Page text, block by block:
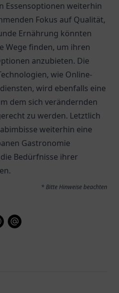
Essensoptionen weiterhin
Fokus auf Qualität,
Ernährung könnten
Wege finden, um ihren
anzubieten. Die
wie Online-
wird ebenfalls eine
dem sich verändernden
zu werden. Letztlich
weiterhin eine
Gastronomie
Bedürfnisse ihrer
* Bitte Hinweise beachten